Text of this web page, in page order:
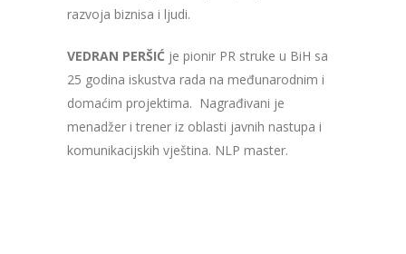
razvoja biznisa i ljudi.
VEDRAN PERŠIĆ je pionir PR struke u BiH sa
25 godina iskustva rada na međunarodnim i
domaćim projektima. Nagrađivani je
menadžer i trener iz oblasti javnih nastupa i
komunikacijskih vještina. NLP master.